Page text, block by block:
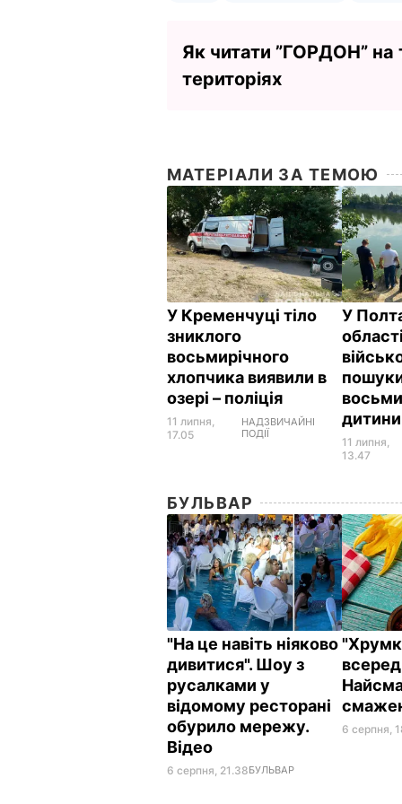
Як читати ”ГОРДОН” на
територіях
МАТЕРІАЛИ ЗА ТЕМОЮ
У Кременчуці тіло
зниклого
восьмирічного
хлопчика виявили в
озері – поліція
11 липня,
17.05
НАДЗВИЧАЙНІ
ПОДІЇ
У
дитини
11 липня,
13.47
БУЛЬВАР
"На це навіть ніяково
дивитися". Шоу з
русалками у
відомому ресторані
обурило мережу.
Відео
6 серпня, 21.38БУЛЬВАР
6 серпня,